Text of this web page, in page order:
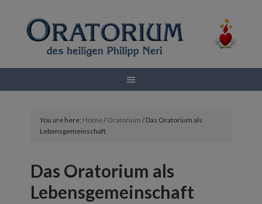
You are here: Home/Oratorium /Das Oratorium als
Lebensgemeinschaft
Das Oratorium als
Lebensgemeinschaft